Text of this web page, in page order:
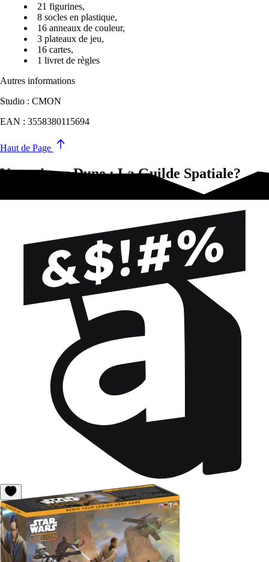
21 figurines,
8 socles en plastique,
16 anneaux de couleur,
3 plateaux de jeu,
16 cartes,
1 livret de règles
Autres informations
Studio : CMON
EAN : 3558380115694
Haut de Page
Vous aimez Dune : La Guilde Spatiale?